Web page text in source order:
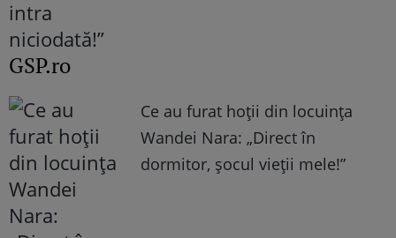
GSP.ro
Ce au furat hoții din locuința
Wandei Nara: „Direct în
dormitor, șocul vieții mele!”